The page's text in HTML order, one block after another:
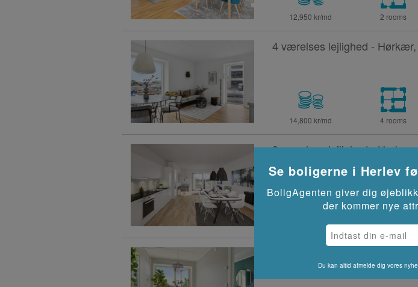
12,950 kr/md 2 rooms
4 værelses lejlighed -
14,800 kr/md 4 rooms
3 værelses lejlighed -
14,750 kr/md 3 rooms
Se boligerne i Herlev
BoligAgenten giver dig
der kommer nye
Du kan altid afmelde dig vores